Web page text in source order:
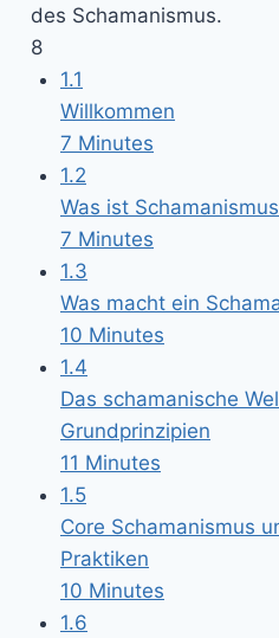
des Schamanismus.
8
1.1
Willkommen
7 Minutes
1.2
Was ist
7 Minutes
1.3
Was macht ein
10 Minutes
1.4
Das schamanische
Grundprinzipien
11 Minutes
1.5
Core Schamanismus
Praktiken
10 Minutes
1.6